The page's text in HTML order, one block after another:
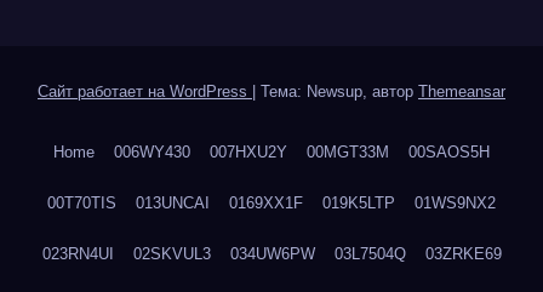
Сайт работает на WordPress Тема: Newsup, автор Themeansar
Home 006WY430 007HXU2Y 00MGT33M 00SAOS5H
00T70TIS 013UNCAI 0169XX1F 019K5LTP 01WS9NX2
023RN4UI 02SKVUL3 034UW6PW 03L7504Q 03ZRKE69